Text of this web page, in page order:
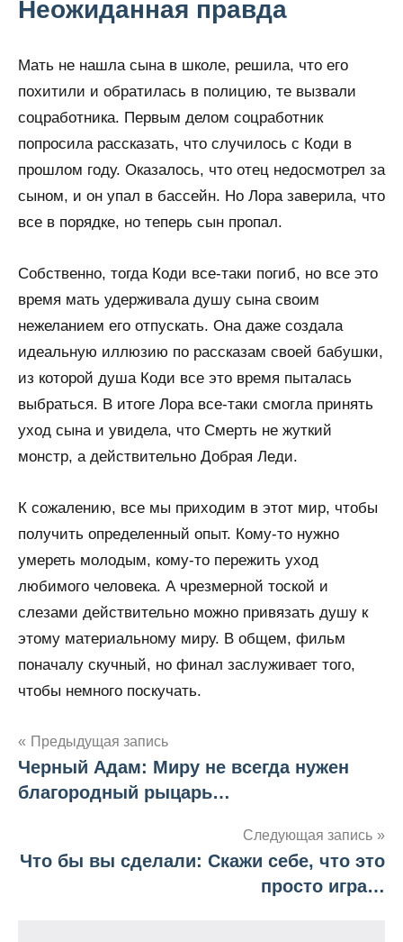
Неожиданная правда
Мать не нашла сына в школе, решила, что его
похитили и обратилась в полицию, те вызвали
соцработника. Первым делом соцработник
попросила рассказать, что случилось с Коди в
прошлом году. Оказалось, что отец недосмотрел за
сыном, и он упал в бассейн. Но Лора заверила, что
все в порядке, но теперь сын пропал.
Собственно, тогда Коди все-таки погиб, но все это
время мать удерживала душу сына своим
нежеланием его отпускать. Она даже создала
идеальную иллюзию по рассказам своей бабушки,
из которой душа Коди все это время пыталась
выбраться. В итоге Лора все-таки смогла принять
уход сына и увидела, что Смерть не жуткий
монстр, а действительно Добрая Леди.
К сожалению, все мы приходим в этот мир, чтобы
получить определенный опыт. Кому-то нужно
умереть молодым, кому-то пережить уход
любимого человека. А чрезмерной тоской и
слезами действительно можно привязать душу к
этому материальному миру. В общем, фильм
поначалу скучный, но финал заслуживает того,
чтобы немного поскучать.
Навигация
по
Предыдущая запись
Черный Адам: Миру не всегда нужен
благородный рыцарь…
Следующая запись
Что бы вы сделали: Скажи себе, что это
просто игра…